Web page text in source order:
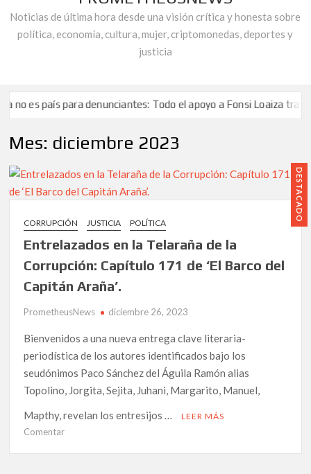
Noticias de última hora desde una visión crítica y honesta sobre
política, economía, cultura, mujer, criptomonedas, deportes y
justicia
para denunciantes: Todo el apoyo a Fonsi Loaiza tras su brutal
la Corrupción reprueba la «doble vara de medir que la cúpula de
para denunciantes: Todo el apoyo a Fonsi Loaiza tras su brutal
El grito de auxilio de Robert Martínez, activista de la
la Corrupción reprueba la «doble vara de medir que la cúpula de
Mes: diciembre 2023
DESTACADO
CORRUPCIÓN JUSTICIA POLÍTICA
Entrelazados en la Telaraña de la
Corrupción: Capítulo 171 de ‘El Barco del
Capitán Araña’.
PrometheusNews diciembre 26, 2023
Bienvenidos a una nueva entrega clave literaria-
periodística de los autores identificados bajo los
seudónimos Paco Sánchez del Águila Ramón alias
Topolino, Jorgita, Sejita, Juhani, Margarito, Manuel,
Mapthy, revelan los entresijos …
LEER MÁS
Comentaren